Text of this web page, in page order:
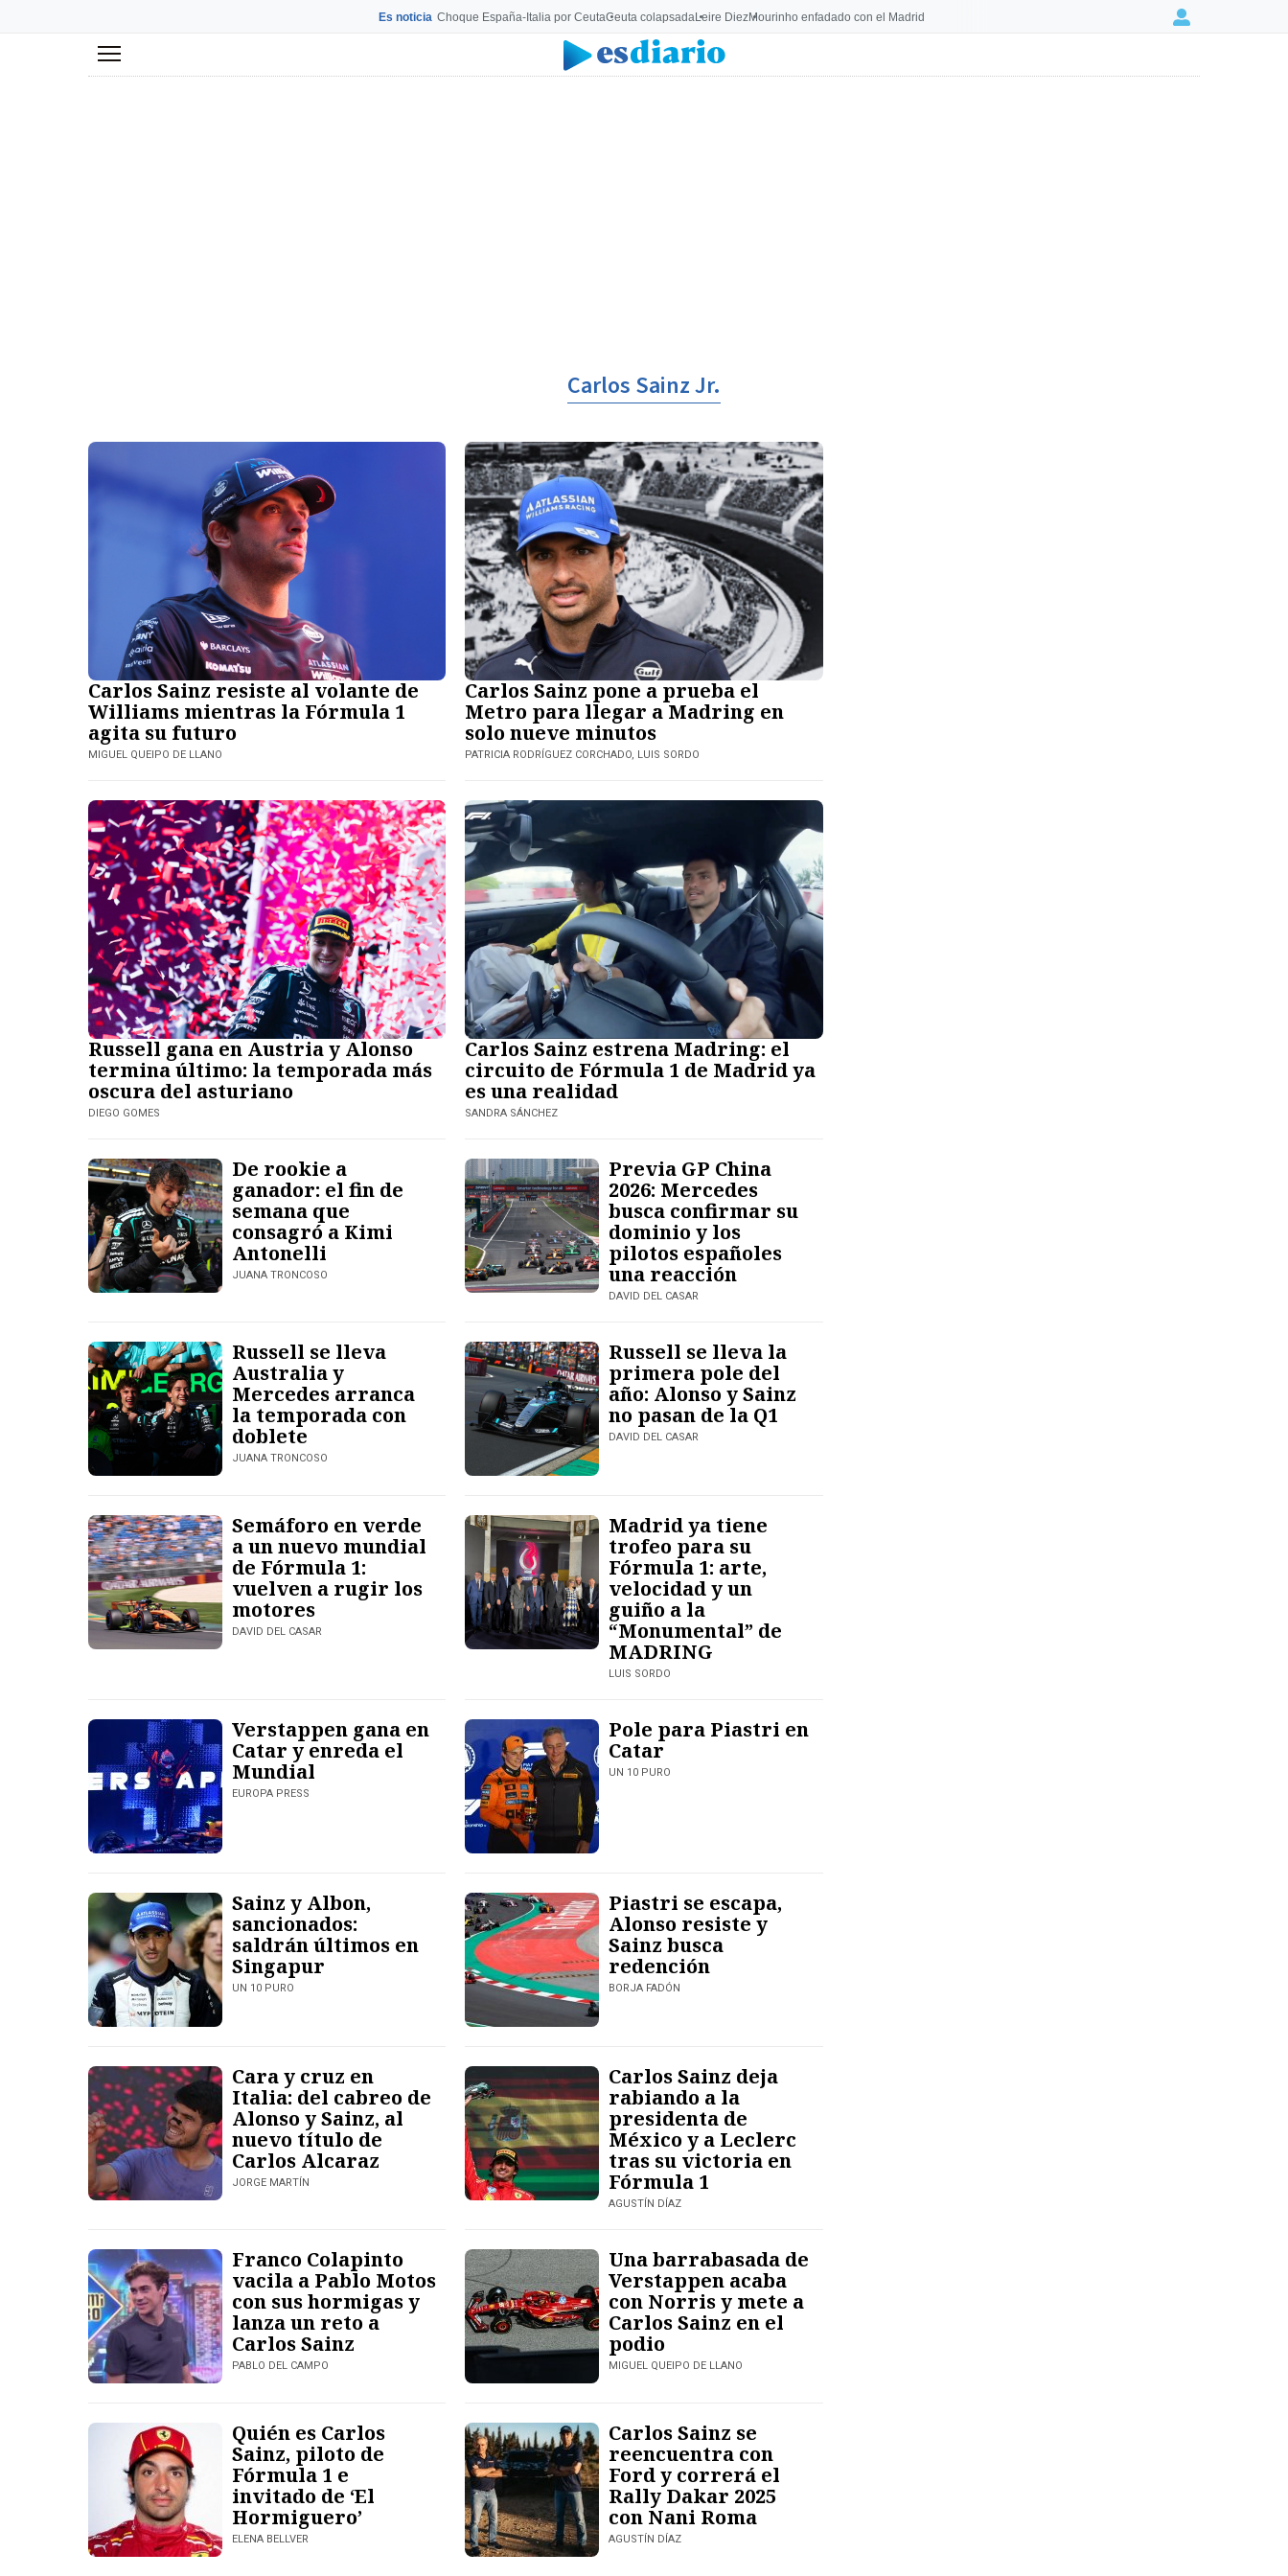
Es noticia Choque España-Italia por CeutaCeuta colapsadaLeire DiezMourinho enfadado con el Madrid Login
Menú
Carlos Sainz Jr.
Carlos Sainz resiste al volante de
Williams mientras la Fórmula 1
agita su futuro
MIGUEL QUEIPO DE LLANO
Carlos Sainz pone a prueba el
Metro para llegar a Madring en
solo nueve minutos
PATRICIA RODRÍGUEZ CORCHADO, LUIS SORDO
Russell gana en Austria y Alonso
termina último: la temporada más
oscura del asturiano
DIEGO GOMES
Carlos Sainz estrena Madring: el
circuito de Fórmula 1 de Madrid ya
es una realidad
SANDRA SÁNCHEZ
De rookie a
ganador: el fin de
semana que
consagró a Kimi
Antonelli
JUANA TRONCOSO
Previa GP China
2026: Mercedes
busca confirmar su
dominio y los
pilotos españoles
una reacción
DAVID DEL CASAR
Russell se lleva
Australia y
Mercedes arranca
la temporada con
doblete
JUANA TRONCOSO
Russell se lleva la
primera pole del
año: Alonso y Sainz
no pasan de la Q1
DAVID DEL CASAR
Semáforo en verde
a un nuevo mundial
de Fórmula 1:
vuelven a rugir los
motores
DAVID DEL CASAR
Madrid ya tiene
trofeo para su
Fórmula 1: arte,
velocidad y un
guiño a la
“Monumental” de
MADRING
LUIS SORDO
Verstappen gana en
Catar y enreda el
Mundial
EUROPA PRESS
Pole para Piastri en
Catar
UN 10 PURO
Sainz y Albon,
sancionados:
saldrán últimos en
Singapur
UN 10 PURO
Piastri se escapa,
Alonso resiste y
Sainz busca
redención
BORJA FADÓN
Cara y cruz en
Italia: del cabreo de
Alonso y Sainz, al
nuevo título de
Carlos Alcaraz
JORGE MARTÍN
Carlos Sainz deja
rabiando a la
presidenta de
México y a Leclerc
tras su victoria en
Fórmula 1
AGUSTÍN DÍAZ
Franco Colapinto
vacila a Pablo Motos
con sus hormigas y
lanza un reto a
Carlos Sainz
PABLO DEL CAMPO
Una barrabasada de
Verstappen acaba
con Norris y mete a
Carlos Sainz en el
podio
MIGUEL QUEIPO DE LLANO
Quién es Carlos
Sainz, piloto de
Fórmula 1 e
invitado de ‘El
Hormiguero’
ELENA BELLVER
Carlos Sainz se
reencuentra con
Ford y correrá el
Rally Dakar 2025
con Nani Roma
AGUSTÍN DÍAZ